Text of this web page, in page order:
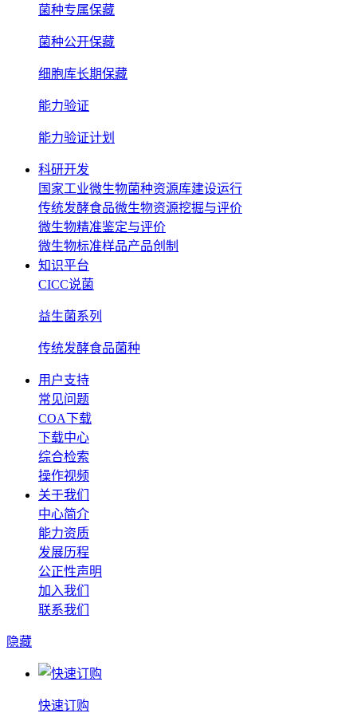
菌种专属保藏
菌种公开保藏
细胞库长期保藏
能力验证
能力验证计划
科研开发
国家工业微生物菌种资源库建设运行
传统发酵食品微生物资源挖掘与评价
微生物精准鉴定与评价
微生物标准样品产品创制
知识平台
CICC说菌
益生菌系列
传统发酵食品菌种
用户支持
常见问题
COA下载
下载中心
综合检索
操作视频
关于我们
中心简介
能力资质
发展历程
公正性声明
加入我们
联系我们
隐藏
快速订购